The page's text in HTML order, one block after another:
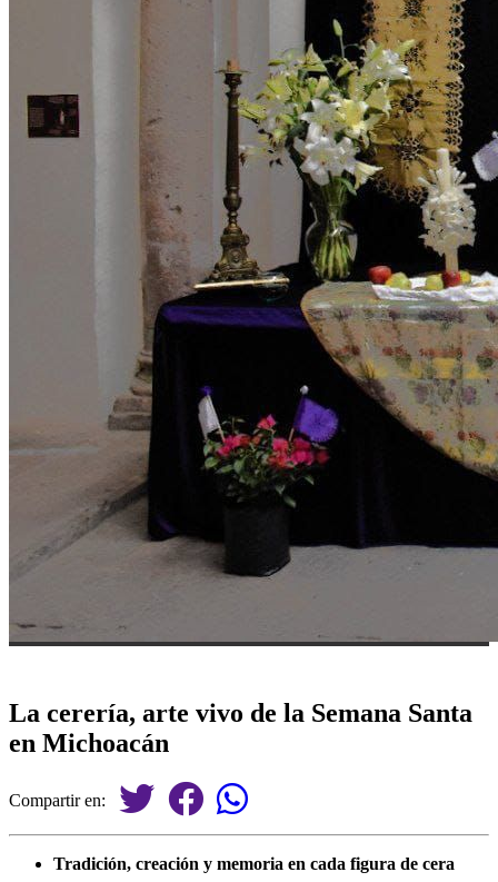
La cerería, arte vivo de la Semana Santa
en Michoacán
Compartir en:
Tradición, creación y memoria en cada figura de cera